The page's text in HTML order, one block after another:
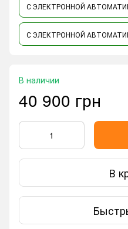
С ЭЛЕКТРОННОЙ
С ЭЛЕКТРОННОЙ
В наличии
40 900 грн
В